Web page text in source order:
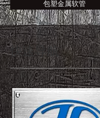
包塑金属软管
快速导航